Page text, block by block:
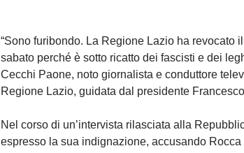
“Sono furibondo. La Regione Lazio ha revocato
sabato perché è sotto ricatto dei fascisti e dei
Cecchi Paone, noto giornalista e conduttore
Regione Lazio, guidata dal presidente
Nel corso di un’intervista rilasciata alla
espresso la sua indignazione, accusando